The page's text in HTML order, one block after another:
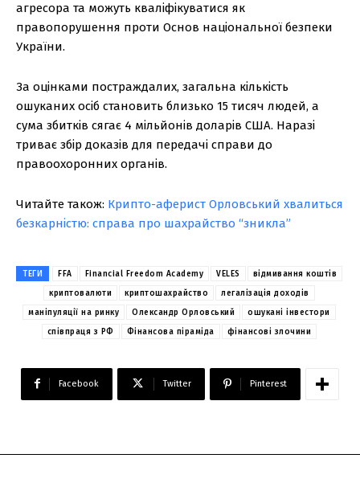
агресора та можуть кваліфікуватися як
правопорушення проти Основ національної безпеки
України.
За оцінками постраждалих, загальна кількість
ошуканих осіб становить близько 15 тисяч людей, а
сума збитків сягає 4 мільйонів доларів США. Наразі
триває збір доказів для передачі справи до
правоохоронних органів.
Читайте також: Крипто-аферист Орловський хвалиться
безкарністю: справа про шахрайство “зникла”
ТЕГИ FFA Financial Freedom Academy VELES
відмивання коштів
криптовалюти
криптошахрайство
легалізація доходів
маніпуляції на ринку
Олександр Орловський
ошукані інвестори
співпраця з РФ
Фінансова піраміда фінансові злочини
Facebook Twitter Pinterest